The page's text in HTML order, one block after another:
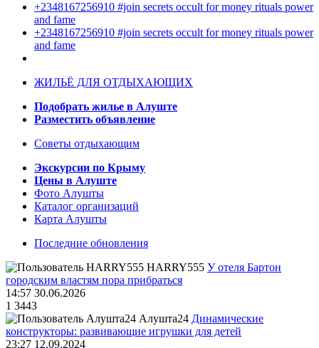
+2348167256910 #join secrets occult for money rituals power
and fame
+2348167256910 #join secrets occult for money rituals power
and fame
ЖИЛЬЁ ДЛЯ ОТДЫХАЮЩИХ
Подобрать жилье в Алуште
Разместить объявление
Советы отдыхающим
Экскурсии по Крыму
Цены в Алуште
Фото Алушты
Каталог организаций
Карта Алушты
Последние обновления
HARRY555 У отеля Бартон
городским властям пора прибраться
14:57 30.06.2026
1 3443
Алушта24 Динамические
конструкторы: развивающие игрушки для детей
23:27 12.09.2024